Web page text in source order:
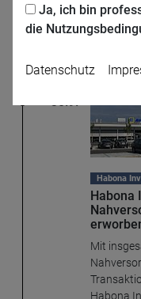
Der
Gruppe
Habona
Habona
Mit
Habona
Ja, ich bin
die
Datenschutz
CPref
1 Jahr